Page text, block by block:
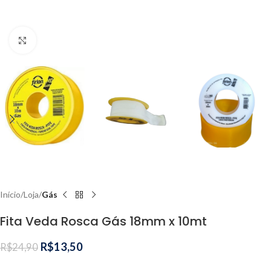
Início Loja Gás
Fita Veda Rosca Gás 18mm x 10mt
R$24,90 R$13,50